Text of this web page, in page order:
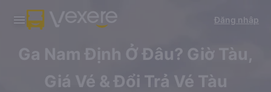
Tải app Vexere ngay!
Nhận ưu đãi thành viên độc
Mở app
Tải app Vexere
-30k/ghế khi đặt vé máy bay qua
Mở app
Đăng nhập
Ga Nam Định Ở Đâu? Giờ Tàu,
Giá Vé & Đổi Trả Vé Tàu